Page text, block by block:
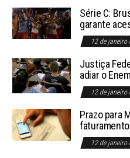
Série C:
garante
12 de janeiro
Justiça
adiar o
12 de janeiro
Prazo para
12 de janeiro